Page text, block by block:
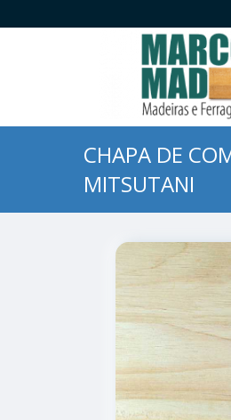
CHAPA DE
MITSUTANI